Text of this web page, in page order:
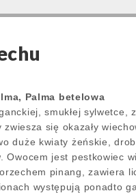
Palma betelowa
smukłej sylwetce,
się okazały
duże kwiaty żeńskie,
jest pestkowiec
pinang, zawiera
występują ponadto